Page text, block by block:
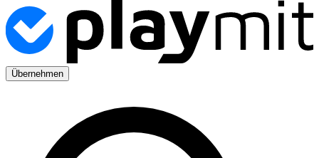
Übernehmen